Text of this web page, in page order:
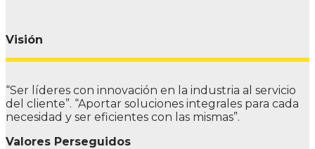
Visión
“Ser líderes con innovación en la industria al servicio
del cliente”. “Aportar soluciones integrales para cada
necesidad y ser eficientes con las mismas”.
Valores Perseguidos